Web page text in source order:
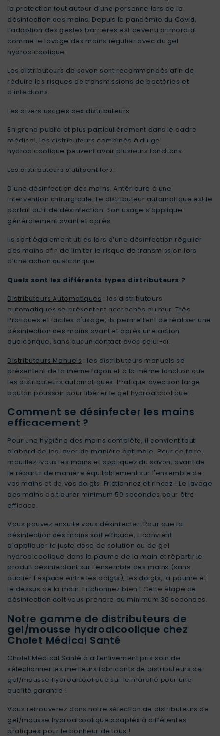
la protection tout autour d’une personne lors de la
désinfection des mains. Depuis la pandémie du Covid,
l’adoption des gestes barrières est devenu primordial
comme le lavage des mains régulier avec du gel
hydroalcoolique
Les distributeurs de savon sont recommandés afin de
réduire les risques de transmissions de bactéries et
d’infections.
Les divers usages des distributeurs
En grand public et plus particulièrement dans le cadre
médical, les distributeurs combinés à du gel
hydroalcoolique peuvent avoir plusieurs fonctions.
Les distributeurs s’utilisent lors :
D'une désinfection des mains. Antérieure à une
intervention chirurgicale. Le distributeur automatique est le
parfait outil de désinfection. Son usage s’applique
généralement avant et après.
Ils sont également utiles lors d’une désinfection régulier
des mains afin de limiter le risque de transmission lors
d’une action quelconque.
Quels sont les différents types distributeurs ?
Distributeurs Automatiques : les distributeurs
automatiques se présentent accrochés au mur. Très
Pratiques et faciles d'usage, ils permettent de réaliser une
désinfection des mains avant et après une action
quelconque, sans aucun contact avec celui-ci.
Distributeurs Manuels : les distributeurs manuels se
présentent de la même façon et a la même fonction que
les distributeurs automatiques. Pratique avec son large
bouton poussoir pour libérer le gel hydroalcoolique.
Comment se désinfecter les mains
efficacement ?
Pour une hygiène des mains complète, il convient tout
d'abord de les laver de manière optimale. Pour ce faire,
mouillez-vous les mains et appliquez du savon, avant de
le répartir de manière équitablement sur l'ensemble de
vos mains et de vos doigts. Frictionnez et rincez ! Le lavage
des mains doit durer minimum 50 secondes pour être
efficace.
Vous pouvez ensuite vous désinfecter. Pour que la
désinfection des mains soit efficace, il convient
d'appliquer la juste dose de solution ou de gel
hydroalcoolique dans la paume de la main et répartir le
produit désinfectant sur l'ensemble des mains (sans
oublier l'espace entre les doigts), les doigts, la paume et
le dessus de la main. Frictionnez bien ! Cette étape de
désinfection doit vous prendre au minimum 30 secondes.
Notre gamme de distributeurs de
gel/mousse hydroalcoolique chez
Cholet Médical Santé
Cholet Médical Santé à attentivement pris soin de
sélectionner les meilleurs fabricants de distributeurs de
gel/mousse hydroalcoolique sur le marché pour une
qualité garantie !
Vous retrouverez dans notre sélection de distributeurs de
gel/mousse hydroalcoolique adaptés à différentes
pratiques pour le bonheur de tous !